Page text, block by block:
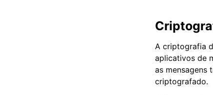
A criptografia
aplicativos de
as mensagens
criptografado.